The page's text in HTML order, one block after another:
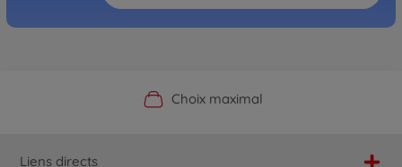
Boutique officielle du fabricant
Choix maximal
Service personnalisé
Livraison rapide
Liens directs